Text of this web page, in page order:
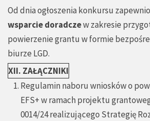
Od dnia ogłoszenia konkursu
wsparcie doradczew zakresie
powierzenie grantu w formie
biurze LGD.
XII. ZAŁĄCZNIKI
Regulamin naboru wniosków o
EFS+ w ramach projektu
0014/24 realizującego Strategię